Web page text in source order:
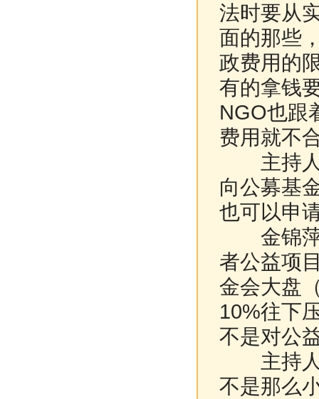
法时要从
面的那些
政费用的
有的拿钱
NGO也跟
费用就不
主持人
向公募基
也可以申
金锦萍
者公益项
金会大盘
10%往下
不是对公
主持人
不是那么